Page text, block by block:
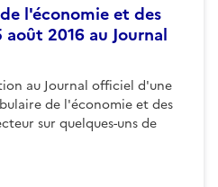
l'économie et des
2016 au Journal
au Journal officiel d'une
de l'économie et des
sur quelques-uns de